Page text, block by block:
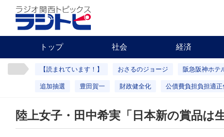
トップ 社会 経済
【読まれています！】 おさるのジョージ 阪急阪神ホテ
追加抽選 豊田賀一 財政健全化 公債費負担負担適正
陸上女子・田中希実「日本新の賞品